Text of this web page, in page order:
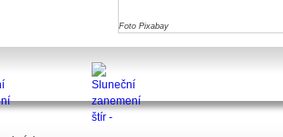
Foto Pixabay